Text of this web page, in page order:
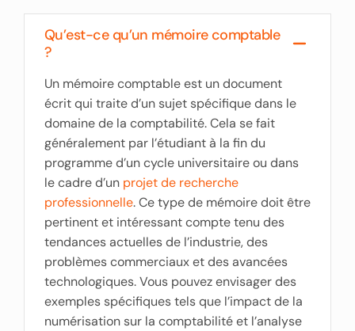
Qu’est-ce qu’un mémoire comptable
?
Un mémoire comptable est un document
écrit qui traite d’un sujet spécifique dans le
domaine de la comptabilité. Cela se fait
généralement par l’étudiant à la fin du
programme d’un cycle universitaire ou dans
le cadre d’un projet de recherche
professionnelle. Ce type de mémoire doit être
pertinent et intéressant compte tenu des
tendances actuelles de l’industrie, des
problèmes commerciaux et des avancées
technologiques. Vous pouvez envisager des
exemples spécifiques tels que l’impact de la
numérisation sur la comptabilité et l’analyse